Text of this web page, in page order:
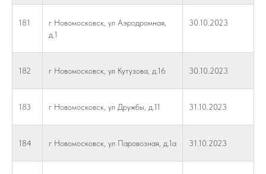
181
г Новомосковск, ул Аэродромная,
д.1
30.10.2023
182 г Новомосковск, ул Кутузова, д.16 30.10.2023
183 г Новомосковск, ул Дружбы, д.11 31.10.2023
184 г Новомосковск, ул Паровозная, д.1а 31.10.2023